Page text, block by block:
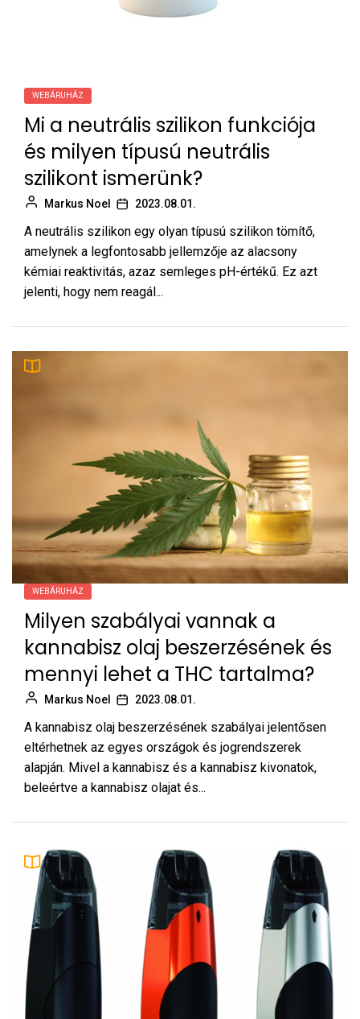
WEBÁRUHÁZ
Mi a neutrális szilikon funkciója
és milyen típusú neutrális
szilikont ismerünk?
Markus Noel 2023.08.01.
A neutrális szilikon egy olyan típusú szilikon tömítő,
amelynek a legfontosabb jellemzője az alacsony
kémiai reaktivitás, azaz semleges pH-értékű. Ez azt
jelenti, hogy nem reagál...
WEBÁRUHÁZ
Milyen szabályai vannak a
kannabisz olaj beszerzésének és
mennyi lehet a THC tartalma?
Markus Noel 2023.08.01.
A kannabisz olaj beszerzésének szabályai jelentősen
eltérhetnek az egyes országok és jogrendszerek
alapján. Mivel a kannabisz és a kannabisz kivonatok,
beleértve a kannabisz olajat és...